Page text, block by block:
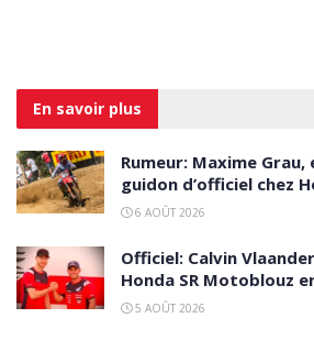
En savoir plus
Rumeur: Maxime Grau,
guidon d’officiel chez
6 AOÛT 2026
Officiel: Calvin
Honda SR Motoblouz
5 AOÛT 2026